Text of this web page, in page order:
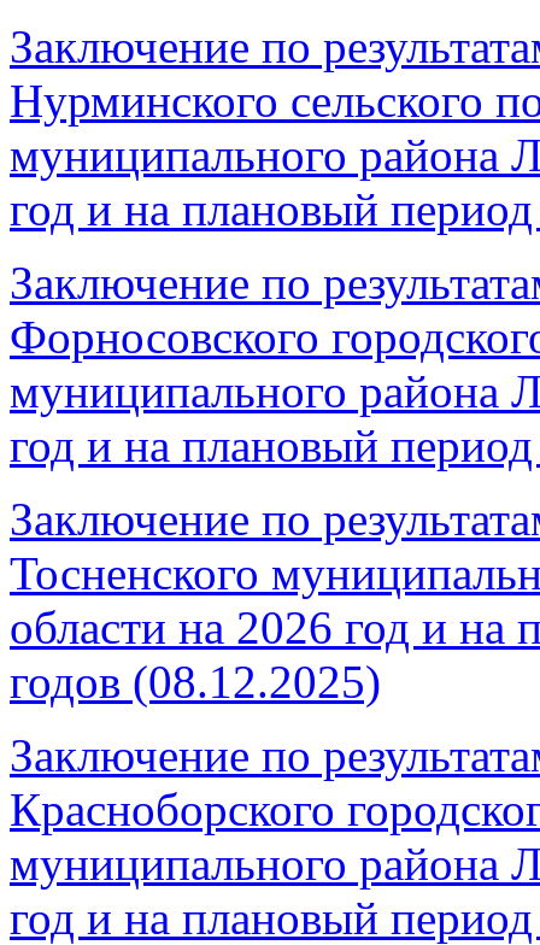
Заключение по
Нурминского сельского
муниципального района
год и на плановый
Заключение по
Форносовского
муниципального района
год и на плановый
Заключение по
Тосненского
области на 2026 год и
годов (08.12.2025)
Заключение по
Красноборского
муниципального района
год и на плановый